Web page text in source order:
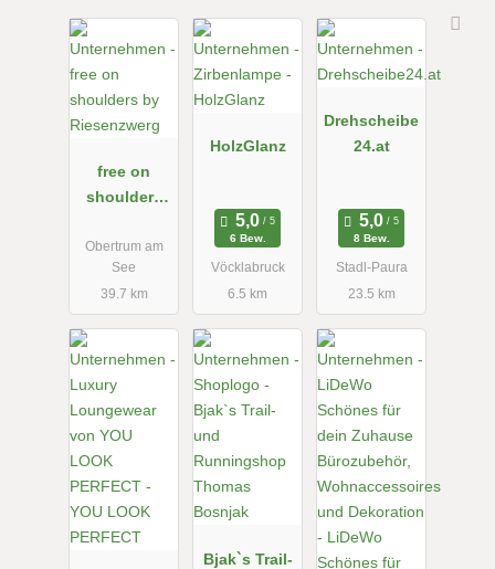
free on
shoulders
Riesenzwerg
Obertrum am
See
39.7 km
HolzGlanz
6 Bew.
Vöcklabruck
6.5 km
Drehscheibe
24.at
8 Bew.
Stadl-Paura
23.5 km
Bjak`s Trail-